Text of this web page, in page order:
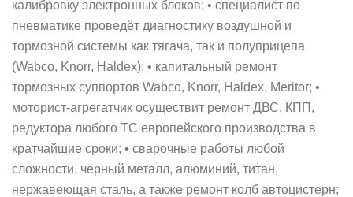
калибровку электронных блоков; • специалист по
пневматике проведёт диагностику воздушной и
тормозной системы как тягача, так и полуприцепа
(Wabco, Knorr, Haldex); • капитальный ремонт
тормозных суппортов Wabco, Knorr, Haldex, Meritor; •
моторист-агрегатчик осуществит ремонт ДВС, КПП,
редуктора любого ТС европейского производства в
кратчайшие сроки; • сварочные работы любой
сложности, чёрный металл, алюминий, титан,
нержавеющая сталь, а также ремонт колб автоцистерн;